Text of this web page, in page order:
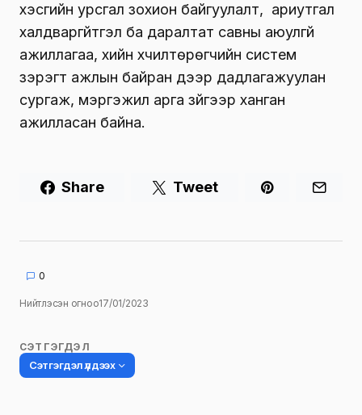
хэсгийн урсгал зохион байгуулалт, ариутгал
халдваргүйтгэл ба даралтат савны аюулгүй
ажиллагаа, хийн хүчилтөрөгчийн систем
зэрэгт ажлын байран дээр дадлагажуулан
сургаж, мэргэжил арга зүйгээр ханган
ажилласан байна.
Share Tweet
0
Нийтлэсэн огноо17/01/2023
СЭТГЭГДЭЛ
Сэтгэгдэл үлдээх